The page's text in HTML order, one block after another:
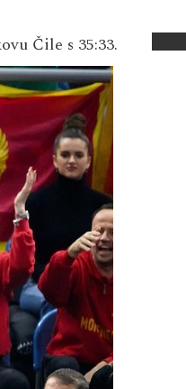
Čile s 35:33.